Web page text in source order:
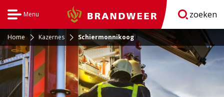
Menu Brandweer zoeken
Home Kazernes Schiermonnikoog